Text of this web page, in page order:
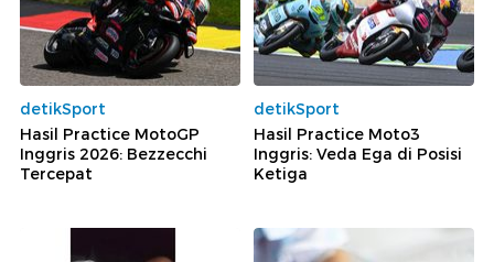
detikSport
Hasil Practice MotoGP
Inggris 2026: Bezzecchi
Tercepat
detikSport
Hasil Practice Moto3
Inggris: Veda Ega di Posisi
Ketiga